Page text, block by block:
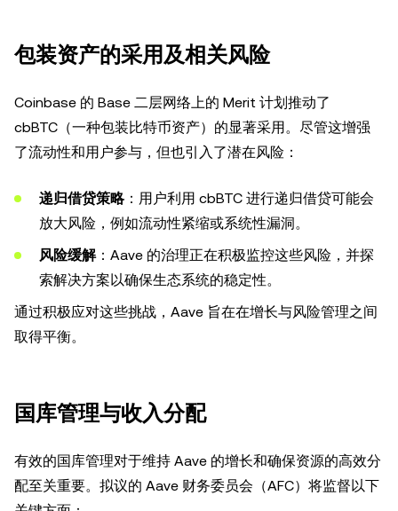
包装资产的采用及相关风险
Coinbase 的 Base 二层网络上的 Merit 计划推动了
cbBTC（一种包装比特币资产）的显著采用。尽管这增强
了流动性和用户参与，但也引入了潜在风险：
递归借贷策略：用户利用 cbBTC 进行递归借贷可能会
放大风险，例如流动性紧缩或系统性漏洞。
风险缓解：Aave 的治理正在积极监控这些风险，并探
索解决方案以确保生态系统的稳定性。
通过积极应对这些挑战，Aave 旨在在增长与风险管理之间
取得平衡。
国库管理与收入分配
有效的国库管理对于维持 Aave 的增长和确保资源的高效分
配至关重要。拟议的 Aave 财务委员会（AFC）将监督以下